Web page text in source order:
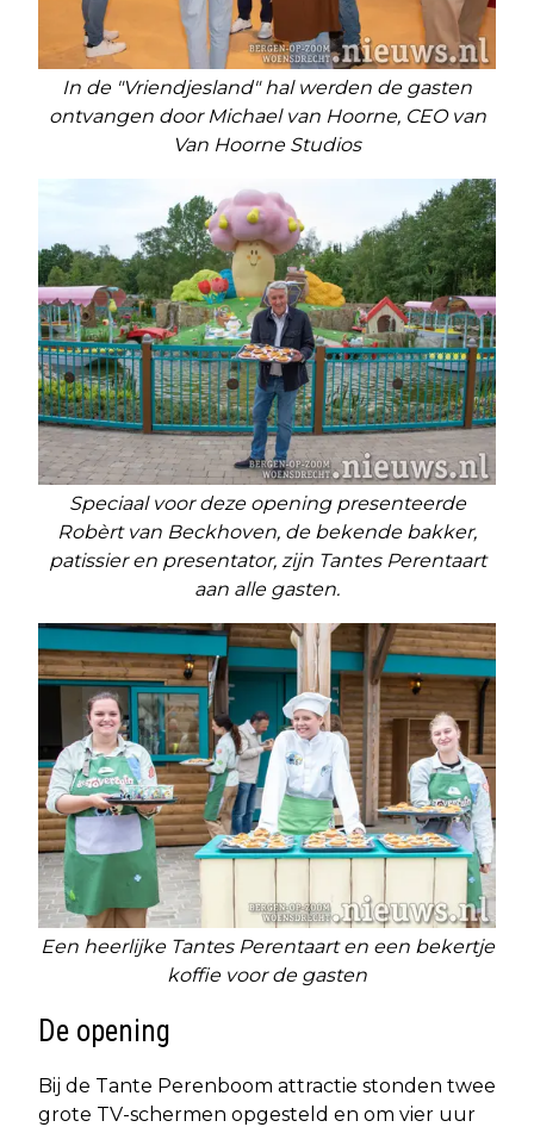
In de "Vriendjesland" hal werden de gasten
ontvangen door Michael van Hoorne, CEO van
Van Hoorne Studios
Speciaal voor deze opening presenteerde
Robèrt van Beckhoven, de bekende bakker,
patissier en presentator, zijn Tantes Perentaart
aan alle gasten.
Een heerlijke Tantes Perentaart en een bekertje
koffie voor de gasten
De opening
Bij de Tante Perenboom attractie stonden twee
grote TV-schermen opgesteld en om vier uur